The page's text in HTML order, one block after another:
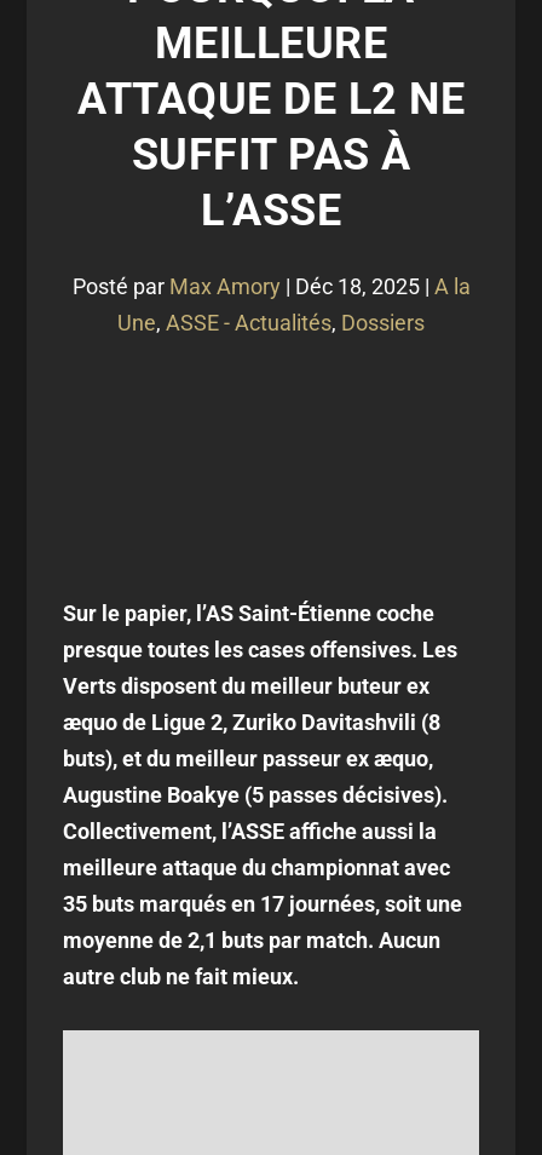
MEILLEURE
ATTAQUE DE L2 NE
SUFFIT PAS À
L’ASSE
Posté par Max Amory | Déc 18, 2025| A la
Une, ASSE - Actualités, Dossiers
Sur le papier, l’AS Saint-Étienne coche
presque toutes les cases offensives. Les
Verts disposent du meilleur buteur ex
æquo de Ligue 2, Zuriko Davitashvili (8
buts), et du meilleur passeur ex æquo,
Augustine Boakye (5 passes décisives).
Collectivement, l’ASSE affiche aussi la
meilleure attaque du championnat avec
35 buts marqués en 17 journées, soit une
moyenne de 2,1 buts par match. Aucun
autre club ne fait mieux.